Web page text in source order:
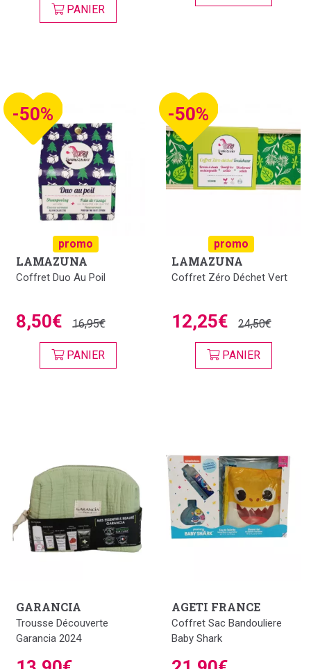
PANIER
-50%
promo
LAMAZUNA
Coffret Duo Au Poil
8,50€ 16,95€
PANIER
-50%
promo
LAMAZUNA
Coffret Zéro Déchet Vert
12,25€ 24,50€
PANIER
GARANCIA
Trousse Découverte
Garancia 2024
AGETI FRANCE
Coffret Sac Bandouliere
Baby Shark